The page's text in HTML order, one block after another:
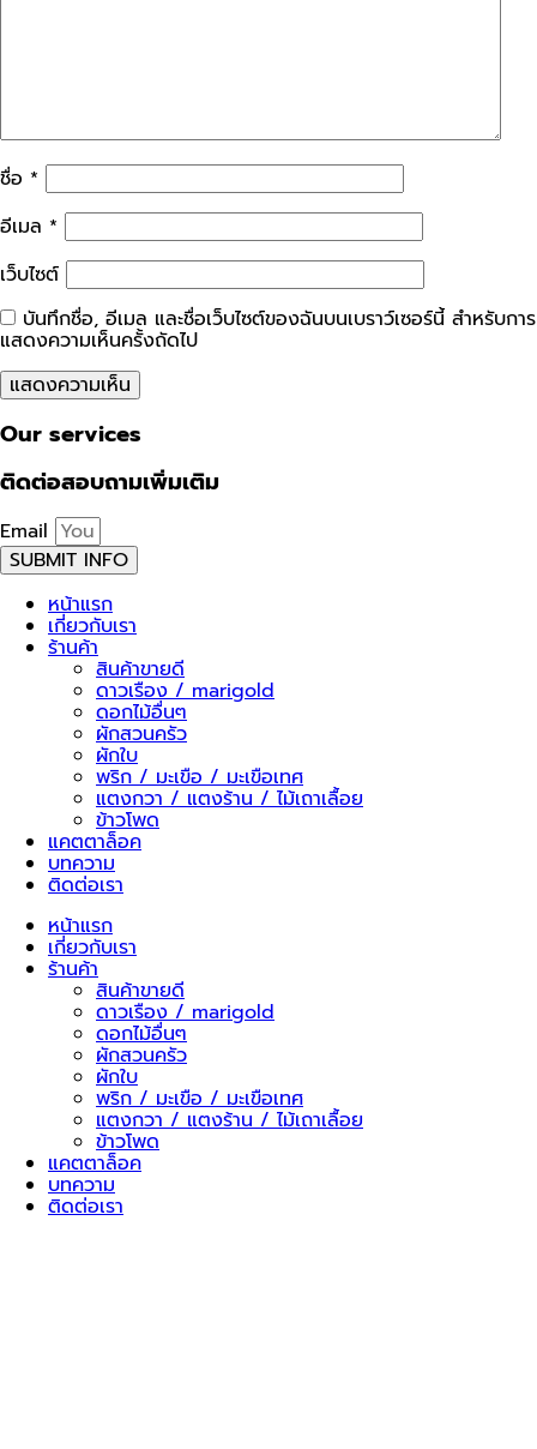
ชื่อ *
อีเมล *
เว็บไซต์
บันทึกชื่อ, อีเมล และชื่อเว็บไซต์ของฉันบนเบราว์เซอร์นี้ สำหรับการ
แสดงความเห็นครั้งถัดไป
Our services
ติดต่อสอบถามเพิ่มเติม
Email
SUBMIT INFO
หน้าแรก
เกี่ยวกับเรา
ร้านค้า
สินค้าขายดี
ดาวเรือง / marigold
ดอกไม้อื่นๆ
ผักสวนครัว
ผักใบ
พริก / มะเขือ / มะเขือเทศ
แตงกวา / แตงร้าน / ไม้เถาเลื้อย
ข้าวโพด
แคตตาล็อค
บทความ
ติดต่อเรา
หน้าแรก
เกี่ยวกับเรา
ร้านค้า
สินค้าขายดี
ดาวเรือง / marigold
ดอกไม้อื่นๆ
ผักสวนครัว
ผักใบ
พริก / มะเขือ / มะเขือเทศ
แตงกวา / แตงร้าน / ไม้เถาเลื้อย
ข้าวโพด
แคตตาล็อค
บทความ
ติดต่อเรา